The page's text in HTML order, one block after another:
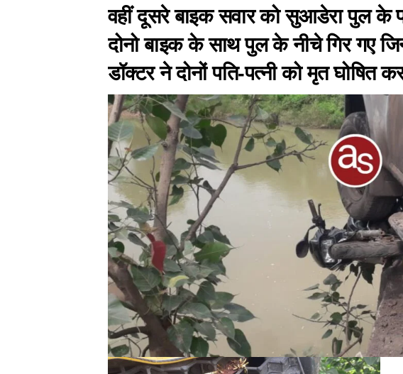
वहीं दूसरे बाइक सवार को सुआडेरा पुल के
दोनो बाइक के साथ पुल के नीचे गिर गए
डॉक्टर ने दोनों पति-पत्नी को मृत घोषित